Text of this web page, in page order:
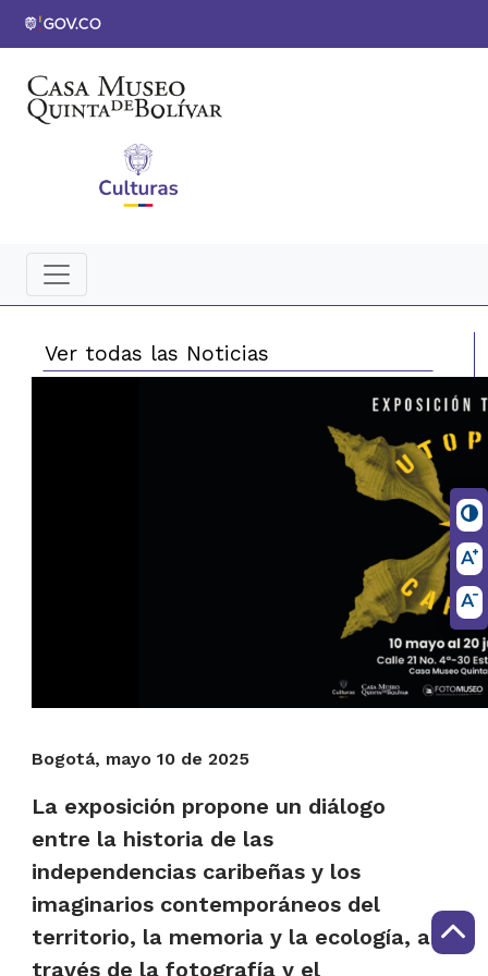
Ver todas las Noticias
Bogotá, mayo 10 de 2025
La exposición propone un diálogo
entre la historia de las
independencias caribeñas y los
imaginarios contemporáneos del
territorio, la memoria y la ecología, a
través de la fotografía y el